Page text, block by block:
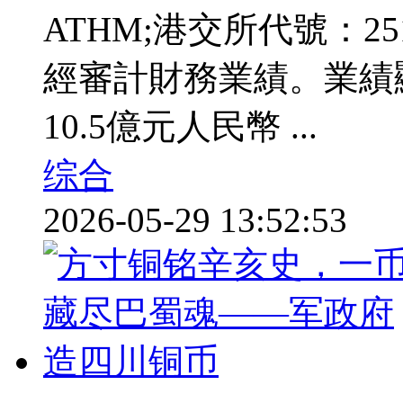
ATHM;港交所代號：
經審計財務業績。業
10.5億元人民幣 ...
综合
2026-05-29 13:52:53